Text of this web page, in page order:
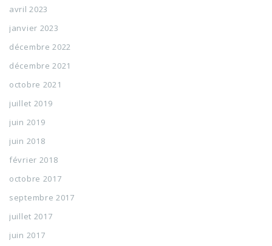
avril 2023
janvier 2023
décembre 2022
décembre 2021
octobre 2021
juillet 2019
juin 2019
juin 2018
février 2018
octobre 2017
septembre 2017
juillet 2017
juin 2017